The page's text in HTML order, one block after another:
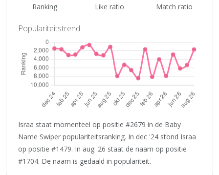
Ranking Like ratio Match ratio
Populariteitstrend
Israa staat momenteel op positie #2679 in de Baby
Name Swiper populariteitsranking. In dec '24 stond Israa
op positie #1479. In aug '26 staat de naam op positie
#1704. De naam is gedaald in populariteit.